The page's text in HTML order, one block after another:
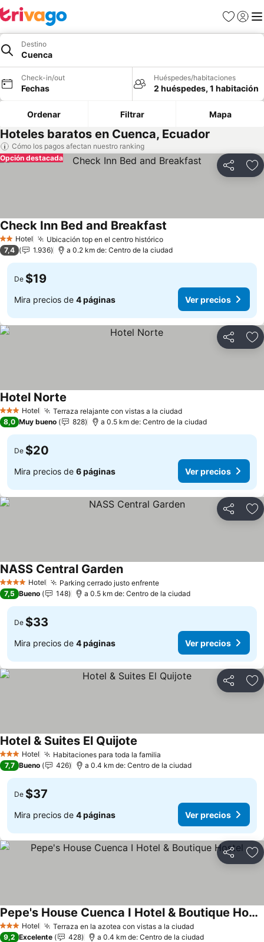
Favoritos
Iniciar
Destino
Cuenca
Check-in/out
Fechas
Huéspedes/habitaciones
2 huéspedes, 1 habitación
Ordenar Filtrar Mapa
Hoteles baratos en Cuenca, Ecuador
Cómo los pagos afectan nuestro ranking
Compartir
Opción destacada
2 Estrellas
Hotel Ubicación top en el centro históricoVer precios
Check Inn Bed and Breakfast
7,4 1.936 a 0.2 km de: Centro de la ciudad
De $19
Mira precios de 4 páginas Ver precios
Compartir
3 Estrellas
Hotel Terraza relajante con vistas a la ciudadVer precios
Hotel Norte
8,0 Muy bueno 828 a 0.5 km de: Centro de la ciudad
De $20
Mira precios de 6 páginas Ver precios
Compartir
4 EstrellasHotel Parking cerrado justo enfrenteVer precios
NASS Central GardenVer precios
7,5 Bueno 148 a 0.5 km de: Centro de la ciudad
De $33
Mira precios de 4 páginas Ver precios
Compartir
3 Estrellas
Hotel Habitaciones para toda la familia
Hotel & Suites El Quijote
7,7 Bueno 426 a 0.4 km de: Centro de la ciudad
De $37
Mira precios de 4 páginas Ver precios
Compartir
3 Estrellas
Hotel Terraza en la azotea con vistas a la ciudadVer precios
Pepe's House Cuenca I Hotel & Boutique Hostel
Ver precios
9,2 Excelente 428 a 0.4 km de: Centro de la ciudad